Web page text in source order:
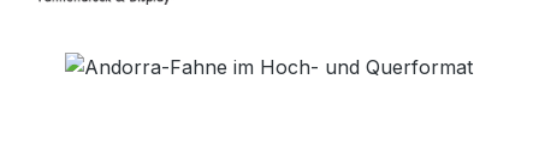
Bildergalerie überspringen